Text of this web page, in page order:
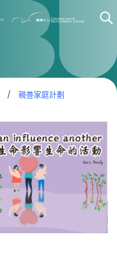
/ 親善家庭計劃